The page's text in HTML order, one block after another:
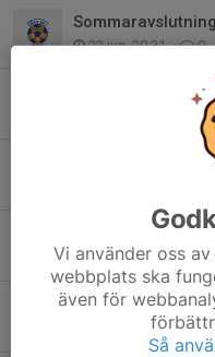
Sommaravslutning
22 jun, 20:31 0
MT-cup i Rättvik
0
Mt-cup Malung
Mt-cup lördag 23/
23 maj, 17:49 0
Mt-cup lördag
22 maj, 20:24 0
Vi använder oss
webbplats ska
även för
Så